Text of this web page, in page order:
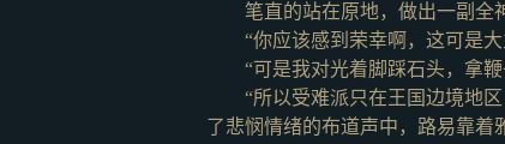
笔直的站在原地，做出一副全
“你应该感到荣幸啊，这可是
“可是我对光着脚踩石头，拿
“所以受难派只在王国边境地
了悲悯情绪的布道声中，路易靠着